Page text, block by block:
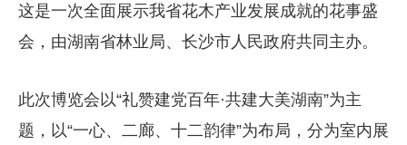
这是一次全面展示我省花木产业发展成就的花事盛
会，由湖南省林业局、长沙市人民政府共同主办。
此次博览会以“礼赞建党百年·共建大美湖南”为主
题，以“一心、二廊、十二韵律”为布局，分为室内展